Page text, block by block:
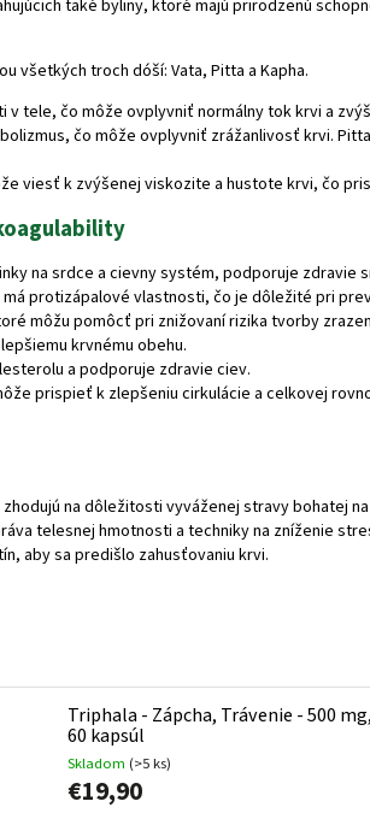
také byliny, ktoré majú prirodzenú
všetkých troch dóší: Vata, Pitta a Kapha.
v tele, čo môže ovplyvniť normálny tok krvi a
čo môže ovplyvniť zrážanlivosť krvi.
viesť k zvýšenej viskozite a hustote krvi, čo
na srdce a cievny systém, podporuje zdravie
protizápalové vlastnosti, čo je dôležité pri
môžu pomôcť pri znižovaní rizika tvorby
krvnému obehu.
a podporuje zdravie ciev.
prispieť k zlepšeniu cirkulácie a celkovej
na dôležitosti vyváženej stravy bohatej
telesnej hmotnosti a techniky na zníženie
aby sa predišlo zahusťovaniu krvi.
Triphala - Zápcha, Trávenie - 500 mg,
60 kapsúl
Skladom (>5 ks)
€19,90